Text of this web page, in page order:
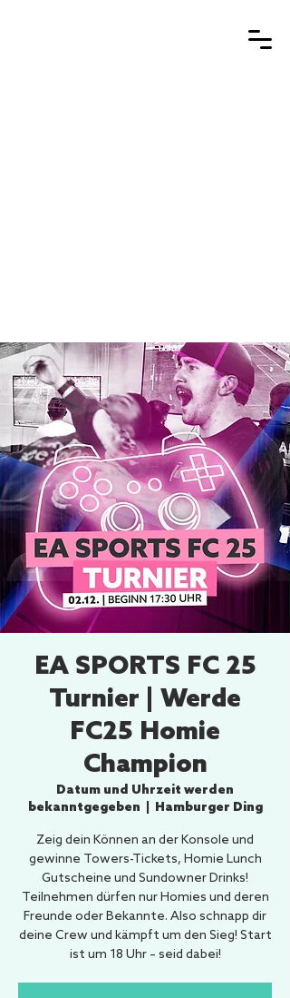
EA SPORTS FC 25
Turnier | Werde
FC25 Homie
Champion
Datum und Uhrzeit werden
bekanntgegeben
Hamburger Ding
Zeig dein Können an der Konsole und
gewinne Towers-Tickets, Homie Lunch
Gutscheine und Sundowner Drinks!
Teilnehmen dürfen nur Homies und deren
Freunde oder Bekannte. Also schnapp dir
deine Crew und kämpft um den Sieg! Start
ist um 18 Uhr – seid dabei!